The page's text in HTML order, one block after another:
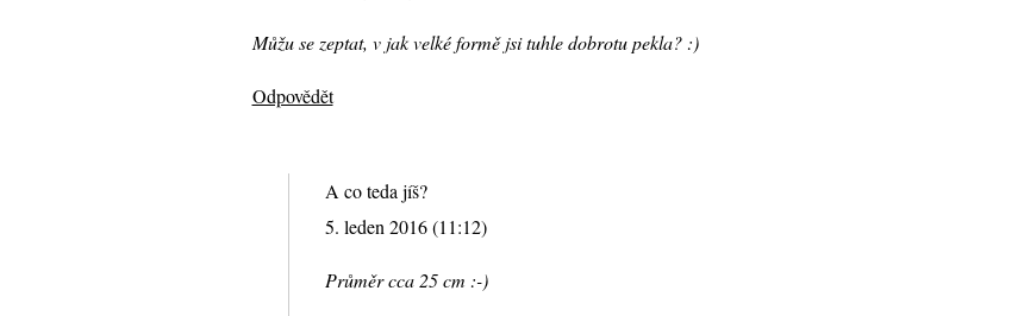
Můžu se zeptat, v jak velké formě jsi tuhle dobrotu pekla? :)
Odpovědět
A co teda jíš?
5. leden 2016 (11:12)
Průměr cca 25 cm :-)